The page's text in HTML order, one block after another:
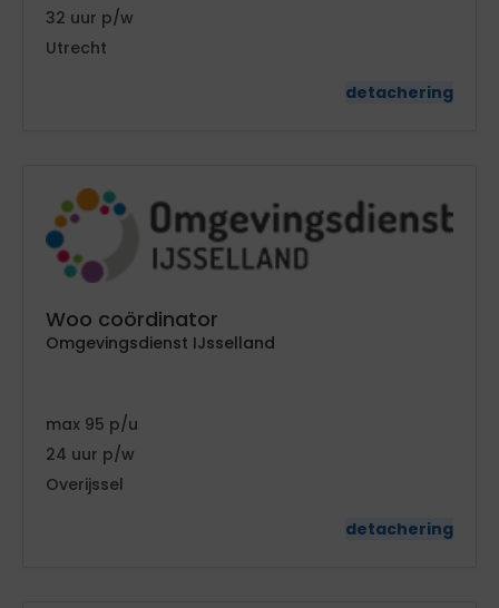
32
Utrecht
detachering
Woo coördinator
Omgevingsdienst IJsselland
95
24
Overijssel
detachering